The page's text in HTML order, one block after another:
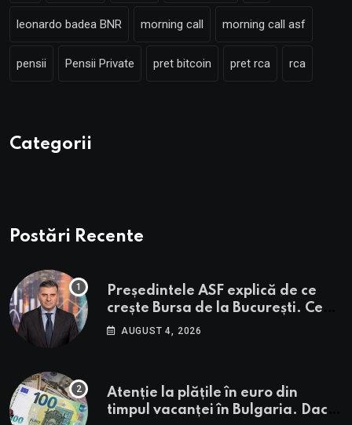
leonardo badea BNR morning call morning call asf
pensii Pensii Private pret bitcoin pret rca rca
Categorii
Postări Recente
Președintele ASF explică de ce
crește Bursa de la București. Ce
urmează pentru BVB potrivit lui
AUGUST 4, 2026
Atenție la plățile în euro din
timpul vacanței în Bulgaria. Dacă